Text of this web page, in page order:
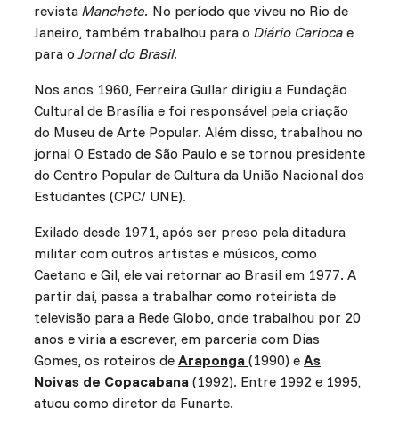
revistaManchete. No período que viveu no Rio de
Janeiro, também trabalhou para o Diário Cariocae
para oJornal do Brasil.
Nos anos 1960, Ferreira Gullar dirigiu a Fundação
Cultural de Brasília e foi responsável pela criação
do Museu de Arte Popular. Além disso, trabalhou no
jornal O Estado de São Paulo e se tornou presidente
do Centro Popular de Cultura da União Nacional dos
Estudantes (CPC/ UNE).
Exilado desde 1971, após ser preso pela ditadura
militar com outros artistas e músicos, como
Caetano e Gil, ele vai retornar ao Brasil em 1977. A
partir daí, passa a trabalhar como roteirista de
televisão para a Rede Globo, onde trabalhou por 20
anos e viria a escrever, em parceria com Dias
Gomes, os roteiros de Araponga (1990) e As
Noivas de Copacabana (1992). Entre 1992 e 1995,
atuou como diretor da Funarte.